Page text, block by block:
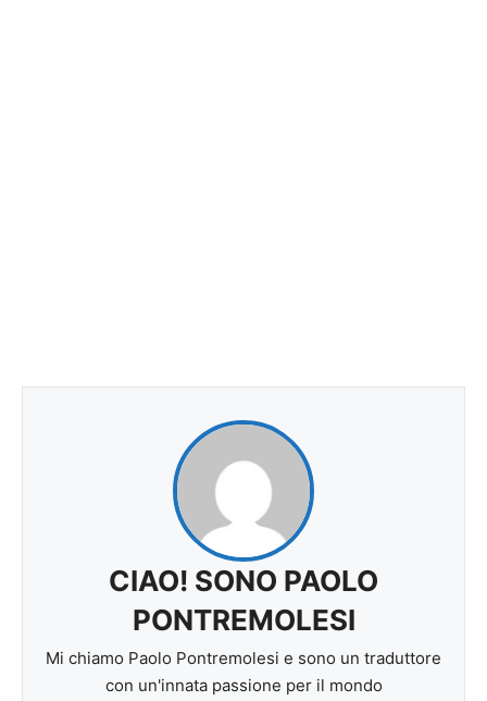
CIAO! SONO PAOLO
PONTREMOLESI
Mi chiamo Paolo Pontremolesi e sono un traduttore
con un'innata passione per il mondo